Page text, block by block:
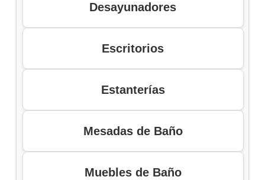
Desayunadores
Escritorios
Estanterías
Mesadas de Baño
Muebles de Baño